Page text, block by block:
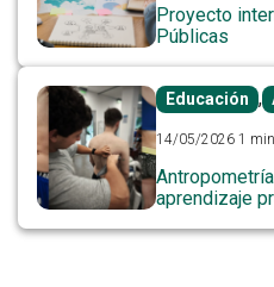
Proyecto
Públicas
Educación ,
14/05/2026 1
aprendizaje